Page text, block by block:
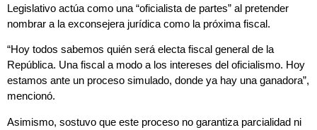
Legislativo actúa como una “oficialista de partes” al pretender
nombrar a la exconsejera jurídica como la próxima fiscal.
“Hoy todos sabemos quién será electa fiscal general de la
República. Una fiscal a modo a los intereses del oficialismo. Hoy
estamos ante un proceso simulado, donde ya hay una ganadora”,
mencionó.
Asimismo, sostuvo que este proceso no garantiza parcialidad ni